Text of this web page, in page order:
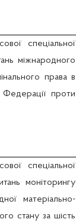
спеціальної
міжнародного
права в
Федерації проти
спеціальної
моніторингу
матеріально-
стану за шість